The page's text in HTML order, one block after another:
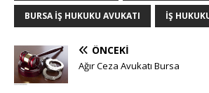
BURSA İŞ HUKUKU AVUKATI IŞ
ÖNCEKI
Ağır Ceza Avukatı Bursa